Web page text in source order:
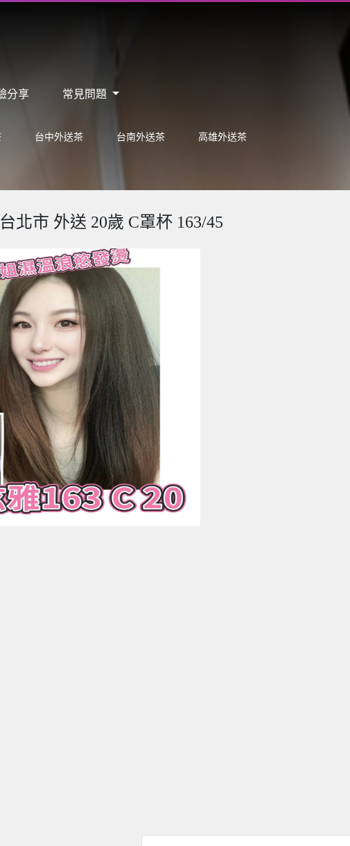
分享 常見問題
台中外送茶 台南外送茶 高雄外送茶
北市 外送 20歲 C罩杯 163/45